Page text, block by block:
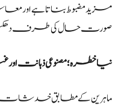
مزید مضبوط بناتا ہے اور
صورت حال کی طرف
نیا خطرہ؛ مصنوعی ذہانت اور
ماہرین کے مطابق